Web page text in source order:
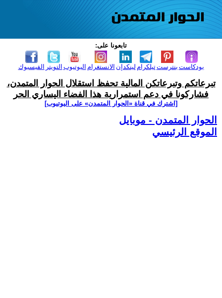
تابعونا على:
الفيسبوك التويتر اليوتيوب الانستغرام لينكدإن تيلكرامبنترست بودكاست
تبرعاتكم وتبرعاتكن المالية تحفظ استقلال الحوار المتمدن،
فشاركونا في دعم استمرارية هذا الفضاء اليساري الحر
[اشترك في قناة ‫«الحوار المتمدن» على اليوتيوب]
الحوار المتمدن - موبايل
الموقع الرئيسي